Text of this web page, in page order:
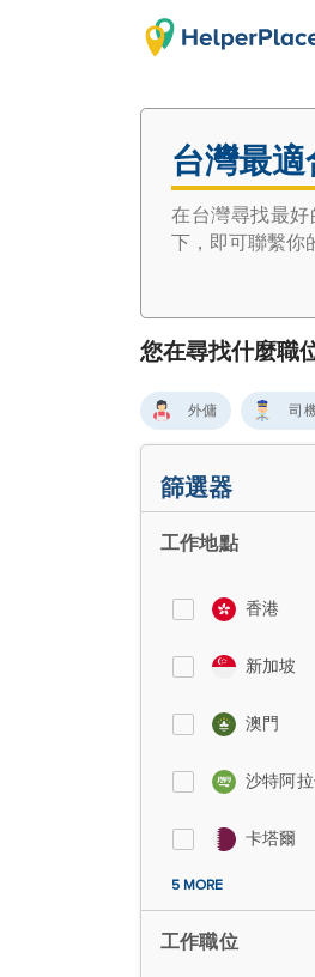
台灣最
在台灣尋找最
下，即可聯繫你
您在尋找什麼職
外傭 司
篩選器
工作地點
香港
新加坡
澳門
沙特阿
卡塔爾
5 MORE
工作職位